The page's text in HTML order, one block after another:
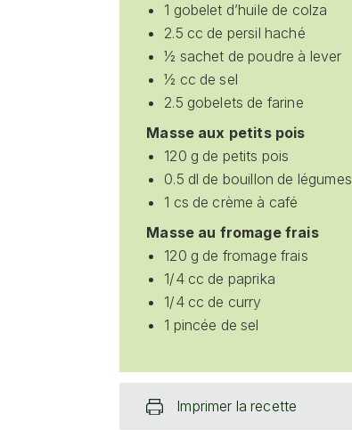
1 gobelet d’huile de colza
2.5 cc de persil haché
½ sachet de poudre à lever
½ cc de sel
2.5 gobelets de farine
Masse aux petits pois
120 g de petits pois
0.5 dl de bouillon de légumes
1 cs de crème à café
Masse au fromage frais
120 g de fromage frais
1/4 cc de paprika
1/4 cc de curry
1 pincée de sel
Imprimer la recette